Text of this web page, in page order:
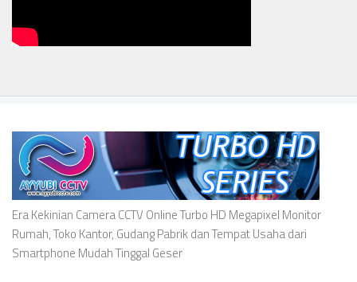
Era Kekinian Camera CCTV Online Turbo HD Megapixel Monitor
Rumah, Toko Kantor, Gudang Pabrik dan Tempat Usaha dari
Smartphone Mudah Tinggal Geser